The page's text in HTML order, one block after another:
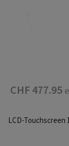
CHF 477.95
LCD-Touchscreen